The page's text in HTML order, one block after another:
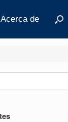
Acerca de